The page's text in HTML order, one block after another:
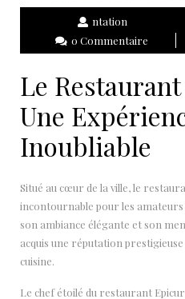
ntation
0 Commentaire
Le
Une
Inoubliable
Situé au cœur de la ville, le
incontournable pour les
son ambiance élégante et son
acquis une réputation
cuisine.
Le chef étoilé du restaurant